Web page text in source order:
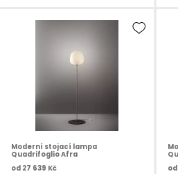
Moderní stojací lampa
Quadrifoglio Afra
od 27 639 Kč
od